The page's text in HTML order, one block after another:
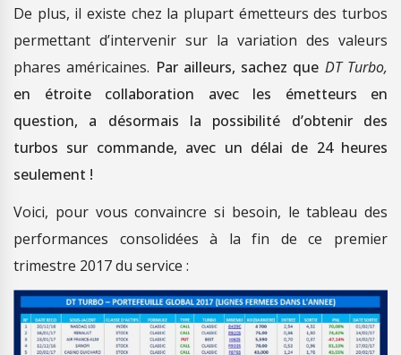
De plus, il existe chez la plupart émetteurs des turbos
permettant d’intervenir sur la variation des valeurs
phares américaines. Par ailleurs, sachez que DT Turbo,
en étroite collaboration avec les émetteurs en
question, a désormais la possibilité d’obtenir des
turbos sur commande, avec un délai de 24 heures
seulement !
Voici, pour vous convaincre si besoin, le tableau des
performances consolidées à la fin de ce premier
trimestre 2017 du service :